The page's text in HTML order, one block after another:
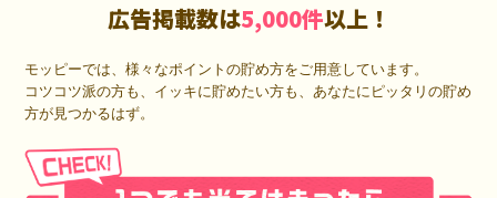
広告掲載数は5,000件以上！
モッピーでは、様々なポイントの貯め方をご用意しています。
コツコツ派の方も、イッキに貯めたい方も、あなたにピッタリの貯め
方が見つかるはず。